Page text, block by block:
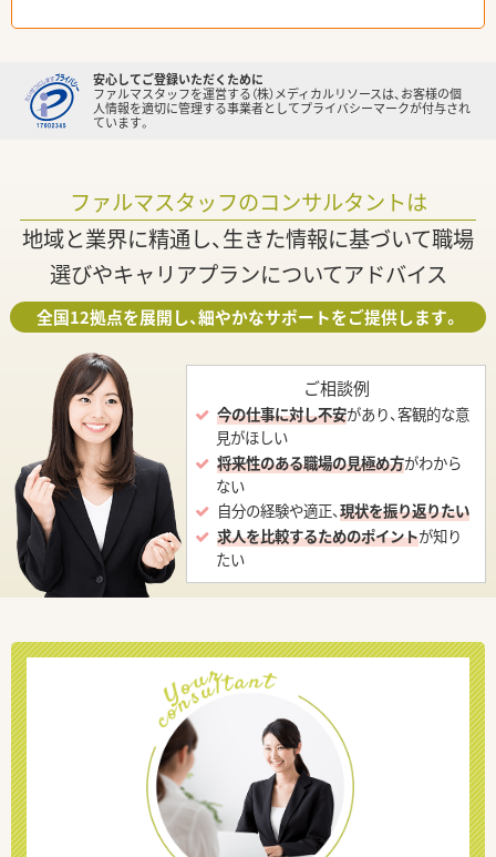
安心してご登録いただくために
ファルマスタッフを運営する（株）メディカルリソースは、お客様の個
人情報を適切に管理する事業者としてプライバシーマークが付与され
ています。
ファルマスタッフのコンサルタントは
地域と業界に精通し、生きた情報に基づいて職場
選びやキャリアプランについてアドバイス
全国12拠点を展開し、細やかなサポートをご提供します。
ご相談例
今の仕事に対し不安があり、客観的な意
見がほしい
将来性のある職場の見極め方がわから
ない
自分の経験や適正、現状を振り返りたい
求人を比較するためのポイントが知り
たい